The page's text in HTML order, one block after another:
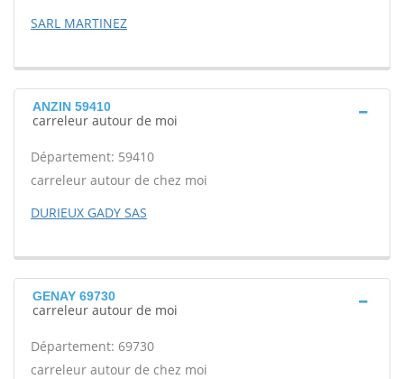
SARL MARTINEZ
ANZIN 59410
carreleur autour de moi
Département: 59410
carreleur autour de chez moi
DURIEUX GADY SAS
GENAY 69730
carreleur autour de moi
Département: 69730
carreleur autour de chez moi